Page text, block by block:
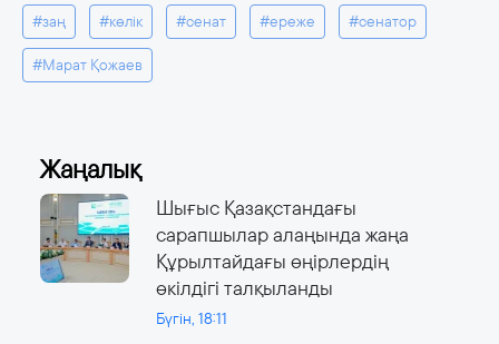
#заң #көлік #сенат #ереже #сенатор
#Марат Қожаев
Жаңалық
Шығыс Қазақстандағы
сарапшылар алаңында жаңа
Құрылтайдағы өңірлердің
өкілдігі талқыланды
Бүгін, 18:11